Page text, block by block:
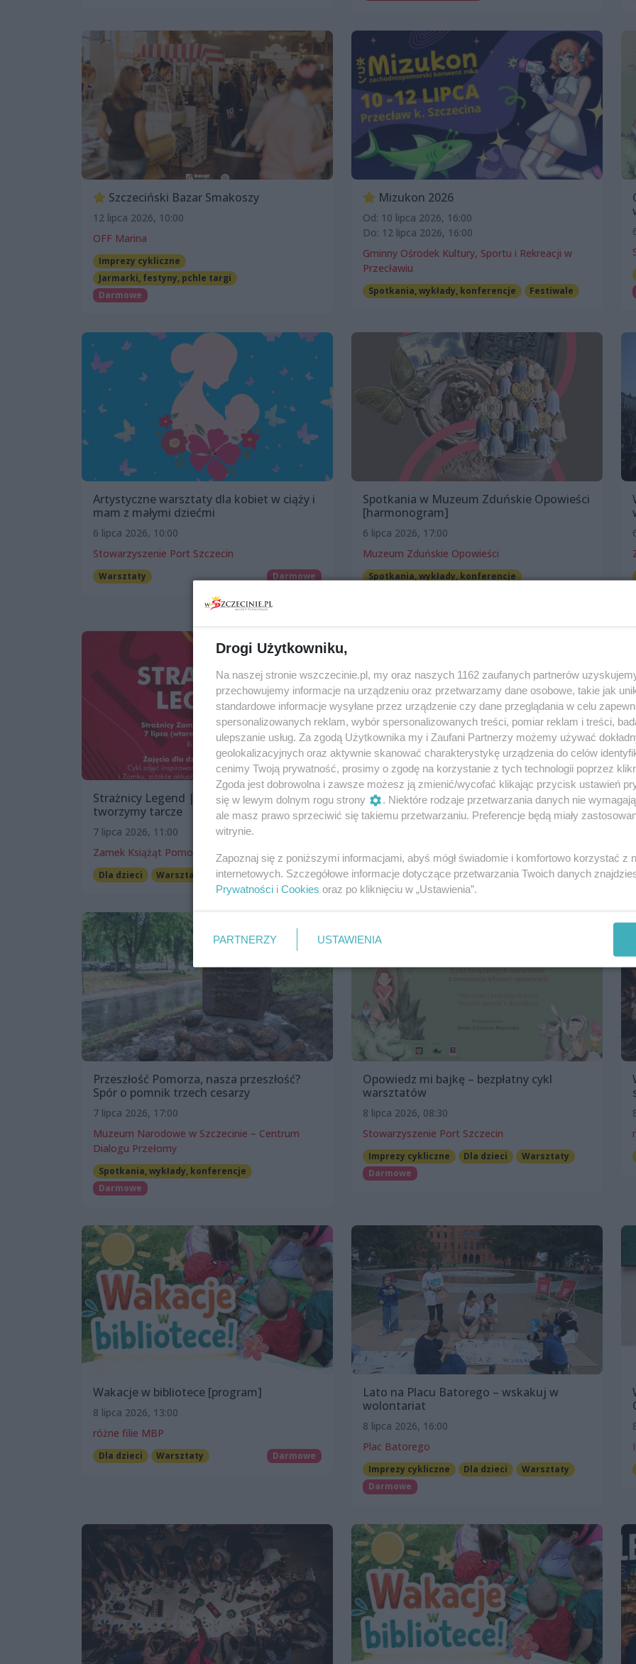
Szczeciński Bazar Smakoszy
12 lipca 2026, 10:00
OFF Marina
Imprezy cykliczne
Jarmarki, festyny, pchle targi
Darmowe
Mizukon 2026
Od: 10 lipca 2026, 16:00
Do: 12 lipca 2026, 16:00
Gminny Ośrodek Kultury, Sportu i Rekreacji w
Przecławiu
Spotkania, wykłady, konferencje Festiwale
Artystyczne warsztaty dla kobiet w ciąży i
mam z małymi dziećmi
6 lipca 2026, 10:00
Stowarzyszenie Port Szczecin
Warsztaty Darmowe
Spotkania w Muzeum Zduńskie Opowieści
[harmonogram]
6 lipca 2026, 17:00
Muzeum Zduńskie Opowieści
Spotkania, wykłady, konferencje
Strażnicy Legend | strażnicy zamku –
tworzymy tarcze
7 lipca 2026, 11:00
Zamek Książąt Pomorskich w Szczecinie
Dla dzieci Warsztaty
Wakacje w Muzeum z kulturą, historią i
sztuką
różne gmachy MNS
Dla dzieci Warsztaty
Przeszłość Pomorza, nasza przeszłość?
Spór o pomnik trzech cesarzy
7 lipca 2026, 17:00
Muzeum Narodowe w Szczecinie – Centrum
Dialogu Przełomy
Spotkania, wykłady, konferencje
Darmowe
Opowiedz mi bajkę – bezpłatny cykl
warsztatów
8 lipca 2026, 08:30
Stowarzyszenie Port Szczecin
Imprezy cykliczne Dla dzieci
Warsztaty
Darmowe
Wakacje w bibliotece [program]
8 lipca 2026, 13:00
różne filie MBP
Dla dzieci Warsztaty Darmowe
Lato na Placu Batorego – wskakuj w
wolontariat
8 lipca 2026, 16:00
Plac Batorego
Imprezy cykliczne Dla dzieci
Warsztaty
Darmowe
Drogi Użytkowniku,
Na naszej stronie wszczecinie.pl, my oraz naszych 1162 zaufanych partnerów
przechowujemy informacje na urządzeniu oraz przetwarzamy dane osobowe, takie jak
standardowe informacje wysyłane przez urządzenie czy dane przeglądania w celu
spersonalizowanych reklam, wybór spersonalizowanych treści, pomiar reklam i treści,
ulepszanie usług. Za zgodą Użytkownika my i Zaufani Partnerzy możemy używać
geolokalizacyjnych oraz aktywnie skanować charakterystykę urządzenia do celów
cenimy Twoją prywatność, prosimy o zgodę na korzystanie z tych technologii poprzez
Zgoda jest dobrowolna i zawsze możesz ją zmienić/wycofać klikając przycisk ustawień
się w lewym dolnym rogu strony
. Niektóre rodzaje przetwarzania danych nie
ale masz prawo sprzeciwić się takiemu przetwarzaniu. Preferencje będą miały
witrynie.
Zapoznaj się z poniższymi informacjami, abyś mógł świadomie i komfortowo korzystać z
internetowych. Szczegółowe informacje dotyczące przetwarzania Twoich danych
Prywatności i Cookies oraz po kliknięciu w „Ustawienia”.
PARTNERZY USTAWIENIA